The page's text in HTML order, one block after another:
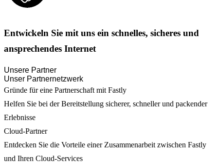
Entwickeln Sie mit uns ein schnelles, sicheres und
ansprechendes Internet
Unsere Partner
Unser Partnernetzwerk
Gründe für eine Partnerschaft mit Fastly
Helfen Sie bei der Bereitstellung sicherer, schneller und packender
Erlebnisse
Cloud-Partner
Entdecken Sie die Vorteile einer Zusammenarbeit zwischen Fastly
und Ihren Cloud-Services